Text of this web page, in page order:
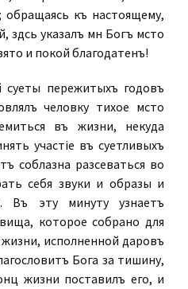
обращаясь къ настоящему,
указалъ мнѣ Богъ мѣсто
и покой благодатенъ!
суеты пережитыхъ годовъ
человѣку тихое мѣсто
въ жизни, некуда
участіе въ суетливыхъ
соблазна разсѣеваться во
себя звуки и образы и
Въ эту минуту узнаетъ
которое собрано для
исполненной даровъ
Бога за тишину,
жизни поставилъ его, и